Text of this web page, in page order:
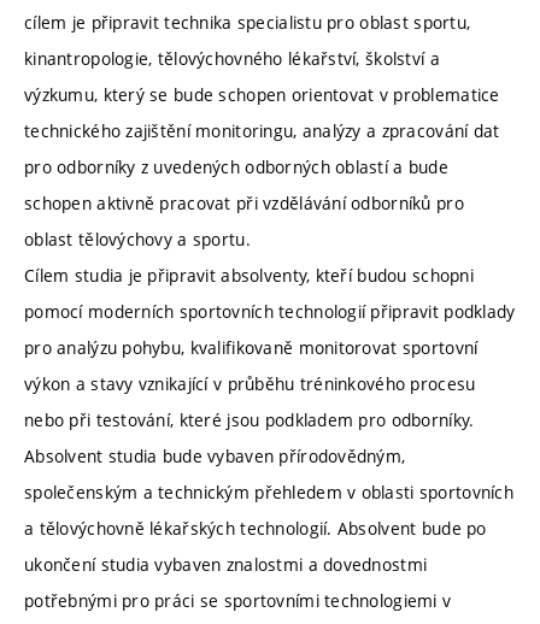
cílem je připravit technika specialistu pro oblast sportu,
kinantropologie, tělovýchovného lékařství, školství a
výzkumu, který se bude schopen orientovat v problematice
technického zajištění monitoringu, analýzy a zpracování dat
pro odborníky z uvedených odborných oblastí a bude
schopen aktivně pracovat při vzdělávání odborníků pro
oblast tělovýchovy a sportu.
Cílem studia je připravit absolventy, kteří budou schopni
pomocí moderních sportovních technologií připravit podklady
pro analýzu pohybu, kvalifikovaně monitorovat sportovní
výkon a stavy vznikající v průběhu tréninkového procesu
nebo při testování, které jsou podkladem pro odborníky.
Absolvent studia bude vybaven přírodovědným,
společenským a technickým přehledem v oblasti sportovních
a tělovýchovně lékařských technologií. Absolvent bude po
ukončení studia vybaven znalostmi a dovednostmi
potřebnými pro práci se sportovními technologiemi v